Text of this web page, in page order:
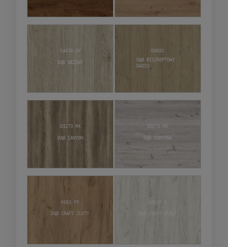
Dąb Beżowy
D4430 OV
Dąb Biszkoptowy
D4032
D4032
Dąb Canyon
D3273 MX
Dąb Cortona
D3275 MX
Dąb craft złoty
K003 FP
Dąb craft biały
K001P W